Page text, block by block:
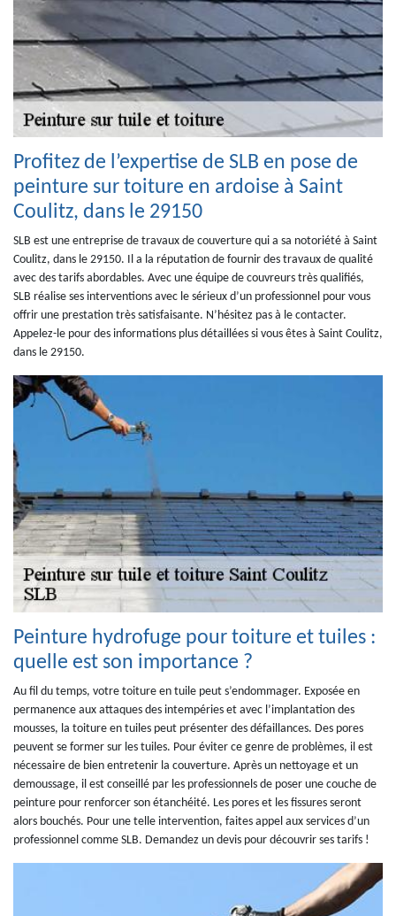
Profitez de l’expertise de SLB en pose de
peinture sur toiture en ardoise à Saint
Coulitz, dans le 29150
SLB est une entreprise de travaux de couverture qui a sa notoriété à Saint
Coulitz, dans le 29150. Il a la réputation de fournir des travaux de qualité
avec des tarifs abordables. Avec une équipe de couvreurs très qualifiés,
SLB réalise ses interventions avec le sérieux d’un professionnel pour vous
offrir une prestation très satisfaisante. N’hésitez pas à le contacter.
Appelez-le pour des informations plus détaillées si vous êtes à Saint Coulitz,
dans le 29150.
Peinture hydrofuge pour toiture et tuiles :
quelle est son importance ?
Au fil du temps, votre toiture en tuile peut s’endommager. Exposée en
permanence aux attaques des intempéries et avec l’implantation des
mousses, la toiture en tuiles peut présenter des défaillances. Des pores
peuvent se former sur les tuiles. Pour éviter ce genre de problèmes, il est
nécessaire de bien entretenir la couverture. Après un nettoyage et un
demoussage, il est conseillé par les professionnels de poser une couche de
peinture pour renforcer son étanchéité. Les pores et les fissures seront
alors bouchés. Pour une telle intervention, faites appel aux services d’un
professionnel comme SLB. Demandez un devis pour découvrir ses tarifs !